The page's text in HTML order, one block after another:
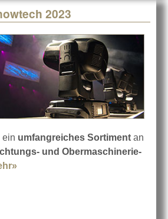
2023
ein umfangreiches Sortiment an
und Obermaschinerie-